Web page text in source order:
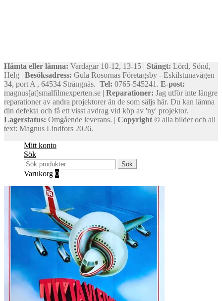
Hämta eller lämna: Vardagar 10-12, 13-15 | Stängt: Lörd, Sönd,
Helg | Besöksadress: Gula Rosornas Företagsby - Eskilstunavägen
34, port A , 64534 Strängnäs. Tel: 0765-545241. E-post:
magnus[at]smalfilmexperten.se | Reparationer: Jag utför inte längre
reparationer av andra projektorer än de som säljs här. Du kan lämna
din defekta och få ett visst avdrag vid köp av 'ny' projektor. |
Lagerstatus: Omgående leverans. | Copyright © alla bilder och all
text: Magnus Lindfors 2026.
Mitt konto
Sök
Sök
efter:
Sök
Varukorg 0